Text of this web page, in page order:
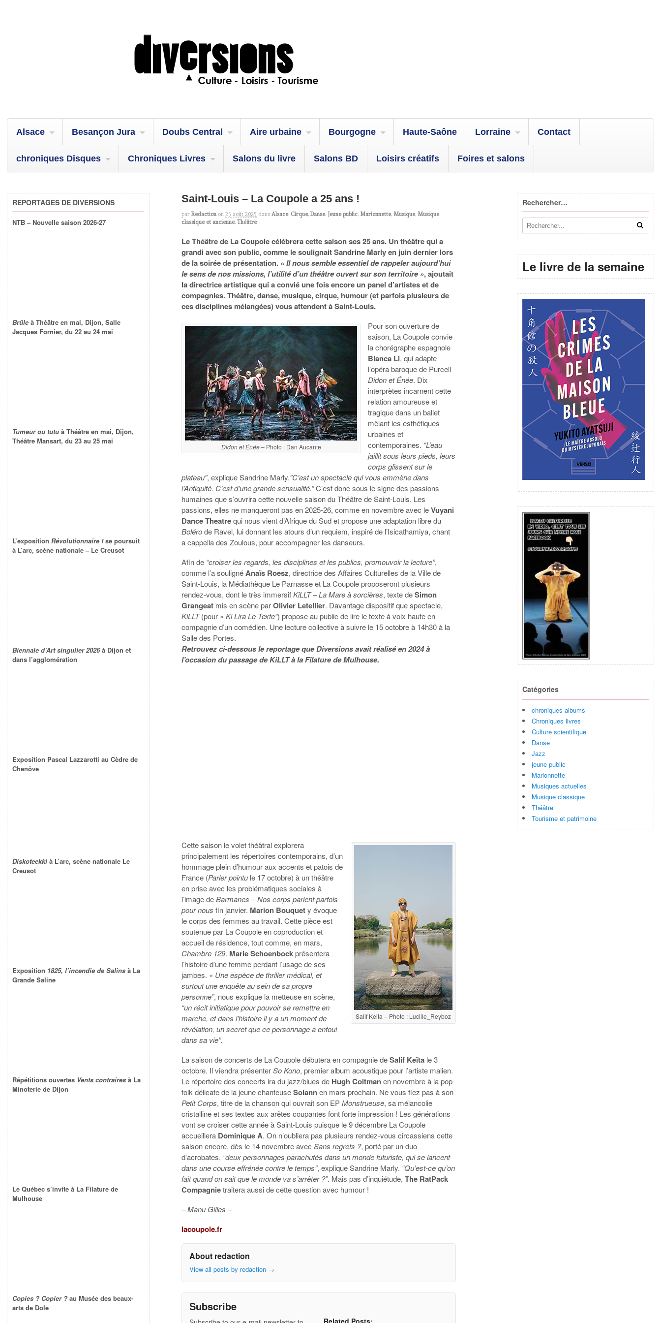
Alsace Besançon Jura Doubs Central Aire urbaine Bourgogne Haute-Saône Lorraine Contact
chroniques Disques Chroniques Livres Salons du livre Salons BD Loisirs créatifs Foires et salons
Saint-Louis – La Coupole a 25 ans !
par Redaction on 25 août 2025 dans Alsace, Cirque,Danse, Jeune public,Marionnette,Musique,Musique
classique et ancienne,Théâtre
Le Théâtre de La Coupole célébrera cette saison ses 25 ans. Un théâtre qui a
grandi avec son public, comme le soulignait Sandrine Marly en juin dernier lors
de la soirée de présentation. « Il nous semble essentiel de rappeler aujourd’hui
le sens de nos missions, l’utilité d’un théâtre ouvert sur son territoire », ajoutait
la directrice artistique qui a convié une fois encore un panel d’artistes et de
compagnies. Théâtre, danse, musique, cirque, humour (et parfois plusieurs de
ces disciplines mélangées) vous attendent à Saint-Louis.
Didon et Énée– Photo : Dan Aucante
Pour son ouverture de
saison, La Coupole convie
la chorégraphe espagnole
Blanca Li, qui adapte
l’opéra baroque de Purcell
Didon et Énée. Dix
interprètes incarnent cette
relation amoureuse et
tragique dans un ballet
mêlant les esthétiques
urbaines et
contemporaines. “L’eau
jaillit sous leurs pieds, leurs
corps glissent sur le
plateau”, explique Sandrine Marly.”C’est un spectacle qui vous emmène dans
l’Antiquité. C’est d’une grande sensualité.”C’est donc sous le signe des passions
humaines que s’ouvrira cette nouvelle saison du Théâtre de Saint-Louis. Les
passions, elles ne manqueront pas en 2025-26, comme en novembre avec leVuyani
Dance Theatrequi nous vient d’Afrique du Sud et propose une adaptation libre du
Bolérode Ravel, lui donnant les atours d’un requiem, inspiré de l’Isicathamiya, chant
a cappella des Zoulous, pour accompagner les danseurs.
Afin de “croiser les regards, les disciplines et les publics, promouvoir la lecture”,
comme l’a soulignéAnaïs Roesz, directrice des Affaires Culturelles de la Ville de
Saint-Louis, la Médiathèque Le Parnasse et La Coupole proposeront plusieurs
rendez-vous, dont le très immersifKiLLT – La Mare à sorcières, texte deSimon
Grangeat mis en scène parOlivier Letellier. Davantage dispositif que spectacle,
KiLLT(pour « Ki Lira Le Texte”) propose au public de lire le texte à voix haute en
compagnie d’un comédien. Une lecture collective à suivre le 15 octobre à 14h30 à la
Salle des Portes.
Retrouvez ci-dessous le reportage que Diversions avait réalisé en 2024 à
l’occasion du passage de KiLLT à la Filature de Mulhouse.
Salif Keita – Photo : Lucille_Reyboz
Cette saison le volet théâtral explorera
principalement les répertoires contemporains, d’un
hommage plein d’humour aux accents et patois de
France (Parler pointu le 17 octobre) à un théâtre
en prise avec les problématiques sociales à
l’image deBarmanes – Nos corps parlent parfois
pour nous fin janvier. Marion Bouquety évoque
le corps des femmes au travail. Cette pièce est
soutenue par La Coupole en coproduction et
accueil de résidence, tout comme, en mars,
Chambre 129. Marie Schoenbockprésentera
l’histoire d’une femme perdant l’usage de ses
jambes. « Une espèce de thriller médical, et
surtout une enquête au sein de sa propre
personne”, nous explique la metteuse en scène,
“un récit initiatique pour pouvoir se remettre en
marche, et dans l’histoire il y a un moment de
révélation, un secret que ce personnage a enfoui
dans sa vie”.
La saison de concerts de La Coupole débutera en compagnie deSalif Keïta le 3
octobre. Il viendra présenterSo Kono, premier album acoustique pour l’artiste malien.
Le répertoire des concerts ira du jazz/blues de Hugh Coltmanen novembre à la pop
folk délicate de la jeune chanteuseSolannen mars prochain. Ne vous fiez pas à son
Petit Corps, titre de la chanson qui ouvrait son EPMonstrueuse, sa mélancolie
cristalline et ses textes aux arêtes coupantes font forte impression ! Les générations
vont se croiser cette année à Saint-Louis puisque le 9 décembre La Coupole
accueillera Dominique A. On n’oubliera pas plusieurs rendez-vous circassiens cette
saison encore, dès le 14 novembre avec Sans regrets ?, porté par un duo
d’acrobates, “deux personnages parachutés dans un monde futuriste, qui se lancent
dans une course effrénée contre le temps”, explique Sandrine Marly. “Qu’est-ce qu’on
fait quand on sait que le monde va s’arrêter ?”. Mais pas d’inquiétude,The RatPack
Compagnietraitera aussi de cette question avec humour !
– Manu Gilles –
lacoupole.fr
About redaction
View all posts by redaction →
Subscribe
Related Posts:
Rechercher…
Le livre de la semaine
Catégories
chroniques albums
Chroniques livres
Culture scientifique
Danse
Jazz
jeune public
Marionnette
Musiques actuelles
Musique classique
Théâtre
Tourisme et patrimoine
REPORTAGES DE DIVERSIONS
NTB – Nouvelle saison 2026-27
Brûle à Théâtre en mai, Dijon, Salle
Jacques Fornier, du 22 au 24 mai
Tumeur ou tutu à Théâtre en mai, Dijon,
Théâtre Mansart, du 23 au 25 mai
L’exposition Révolutionnaire !se poursuit
à L’arc, scène nationale – Le Creusot
Biennale d’Art singulier 2026à Dijon et
dans l’agglomération
Exposition Pascal Lazzarotti au Cèdre de
Chenôve
Diskoteekki à L’arc, scène nationale Le
Creusot
Exposition 1825, l’incendie de Salins à La
Grande Saline
Répétitions ouvertes Vents contraires à La
Minoterie de Dijon
Le Québec s’invite à La Filature de
Mulhouse
Copies ? Copier ? au Musée des beaux-
arts de Dole